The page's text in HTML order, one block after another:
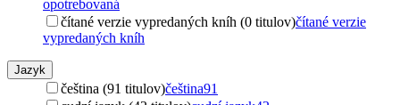
opotrebovaná
čítané verzie vypredaných kníh (0 titulov)čítané verzie
vypredaných kníh
Jazyk
čeština (91 titulov)čeština91